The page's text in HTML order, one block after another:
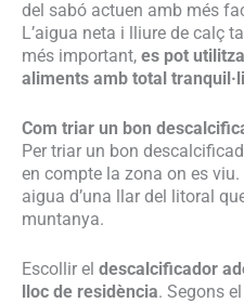
del sabó actuen amb més
L’aigua neta i lliure de calç
més important, es pot
aliments amb total
Com triar un bon
Per triar un bon
en compte la zona on es
aigua d’una llar del litoral
muntanya.
Escollir el descalcificador
lloc de residència. Segons